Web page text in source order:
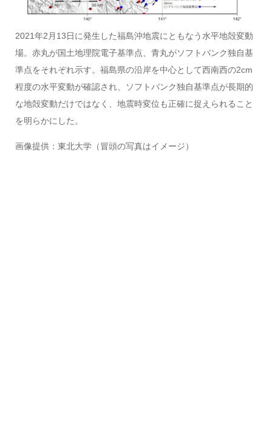
2021年2月13日に発生した福島沖地震にともなう水平地殻変動
場。赤丸が国土地理院電子基準点、青丸がソフトバンク独自基
準点をそれぞれ示す。福島県の沿岸を中心として西南西の2cm
程度の水平変動が確認され、ソフトバンク独自基準点が長期的
な地殻変動だけではなく、地震時変位も正確に捉えられること
を明らかにした。
画像提供：東北大学（冒頭の写真はイメージ）